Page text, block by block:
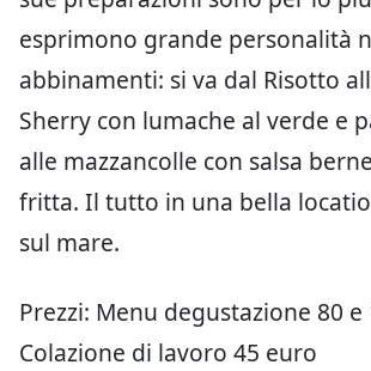
esprimono grande personalità
abbinamenti: si va dal Risotto
Sherry con lumache al verde e
alle mazzancolle con salsa
fritta. Il tutto in una bella
sul mare.
Prezzi: Menu degustazione 80 e
Colazione di lavoro 45 euro